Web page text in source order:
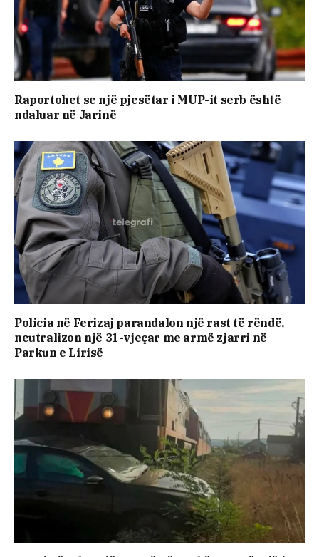
Raportohet se një pjesëtar i MUP-it serb është
ndaluar në Jarinë
Policia në Ferizaj parandalon një rast të rëndë,
neutralizon një 31-vjeçar me armë zjarri në
Parkun e Lirisë